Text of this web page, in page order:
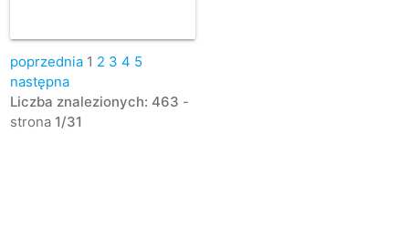
poprzednia 1 2 3 4 5
następna
Liczba znalezionych: 463 -
strona 1/31